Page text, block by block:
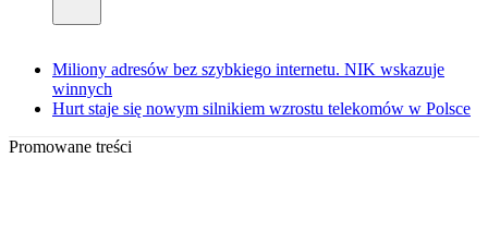
Miliony adresów bez szybkiego internetu. NIK wskazuje
winnych
Hurt staje się nowym silnikiem wzrostu telekomów w Polsce
Promowane treści